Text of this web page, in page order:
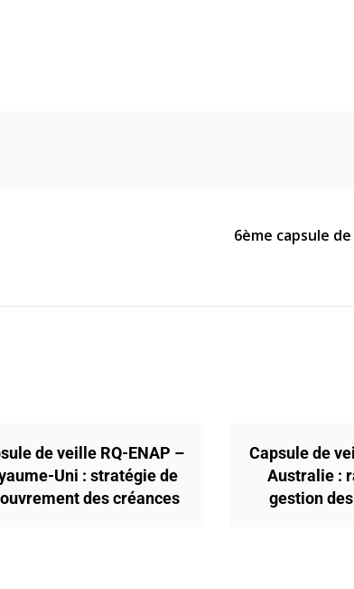
6ème capsule
de veille RQ-ENAP –
Uni : stratégie de
des créances
Capsule de
Australie :
gestion